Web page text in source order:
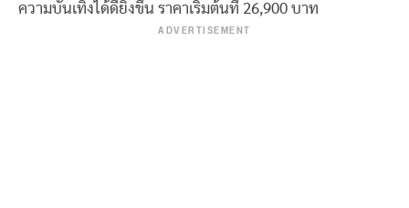
ความบันเทิงได้ดียิ่งขึ้น ราคาเริ่มต้นที่ 26,900 บาท
ADVERTISEMENT